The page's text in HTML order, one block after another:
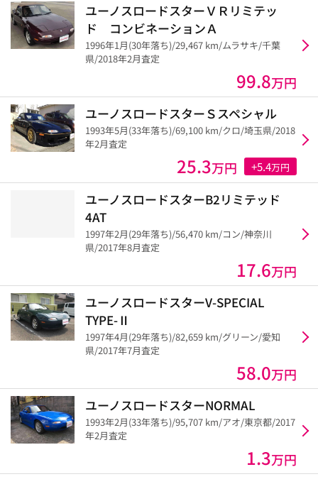
ユーノスロードスターＶＲリミテッ
ド コンビネーションＡ
1996年1月(30年落ち)/29,467 km/ムラサキ/千葉
県/2018年2月査定
99.8万円
ユーノスロードスターＳスペシャル
1993年5月(33年落ち)/69,100 km/クロ/埼玉県/2018
年2月査定
25.3万円 +5.4万円
ユーノスロードスターB2リミテッド
4AT
1997年2月(29年落ち)/56,470 km/コン/神奈川
県/2017年8月査定
17.6万円
ユーノスロードスターV-SPECIAL
TYPE-Ⅱ
1997年4月(29年落ち)/82,659 km/グリーン/愛知
県/2017年7月査定
58.0万円
ユーノスロードスターNORMAL
1993年2月(33年落ち)/95,707 km/アオ/東京都/2017
年2月査定
1.3万円